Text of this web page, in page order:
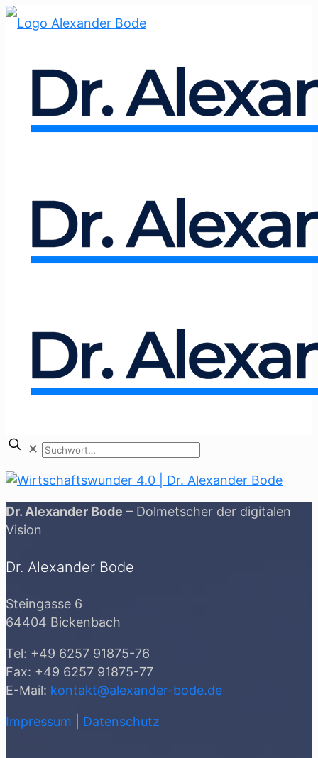
✕
Dr. Alexander Bode – Dolmetscher der digitalen
Vision
Dr. Alexander Bode
Steingasse 6
64404 Bickenbach
Tel: +49 6257 91875-76
Fax: +49 6257 91875-77
E-Mail: kontakt@alexander-bode.de
Impressum Datenschutz